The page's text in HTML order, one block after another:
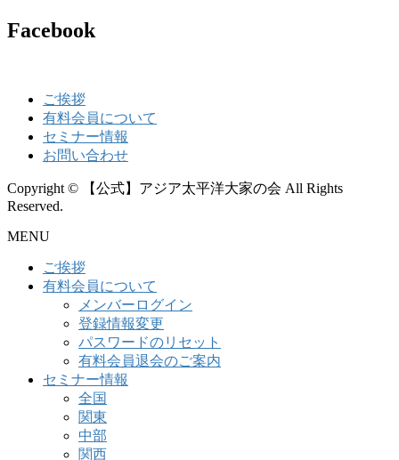
Facebook
ご挨拶
有料会員について
セミナー情報
お問い合わせ
Copyright © 【公式】アジア太平洋大家の会 All Rights
Reserved.
MENU
ご挨拶
有料会員について
メンバーログイン
登録情報変更
パスワードのリセット
有料会員退会のご案内
セミナー情報
全国
関東
中部
関西